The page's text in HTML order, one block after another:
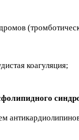
коагуляция;